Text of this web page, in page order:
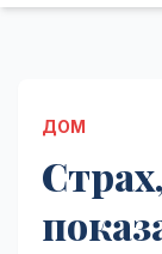
ДОМ